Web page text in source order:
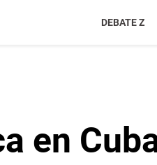
DEBATE Z
en